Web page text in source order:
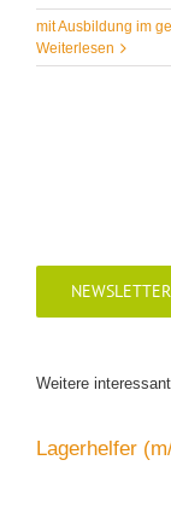
mit Ausbildung im
Weiterlesen
Weitere
Lagerhelfer